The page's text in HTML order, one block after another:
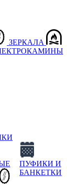
ЗЕРКАЛА
ПУФИКИ И
БАНКЕТКИ